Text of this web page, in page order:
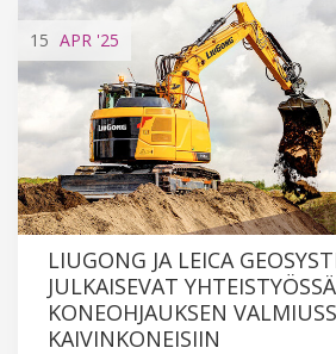
15 APR '25
LIUGONG JA LEICA
JULKAISEVAT
KONEOHJAUKSEN
KAIVINKONEISIIN